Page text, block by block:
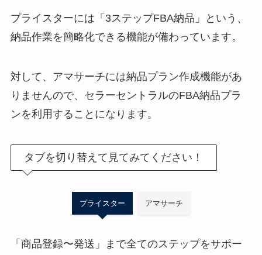
プライスターには「3ステップFBA納品」という、
納品作業を簡略化できる機能が備わっています。
対して、アマサーチには納品プラン作成機能があ
りませんので、セラーセントラルのFBA納品プラ
ンを利用することになります。
タブを切り替えて見てみてください！
プライスター アマサーチ
「商品登録〜発送」まで全てのステップをサポー